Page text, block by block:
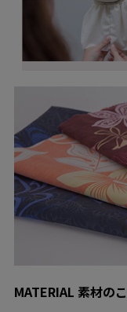
MATERIAL 素材の